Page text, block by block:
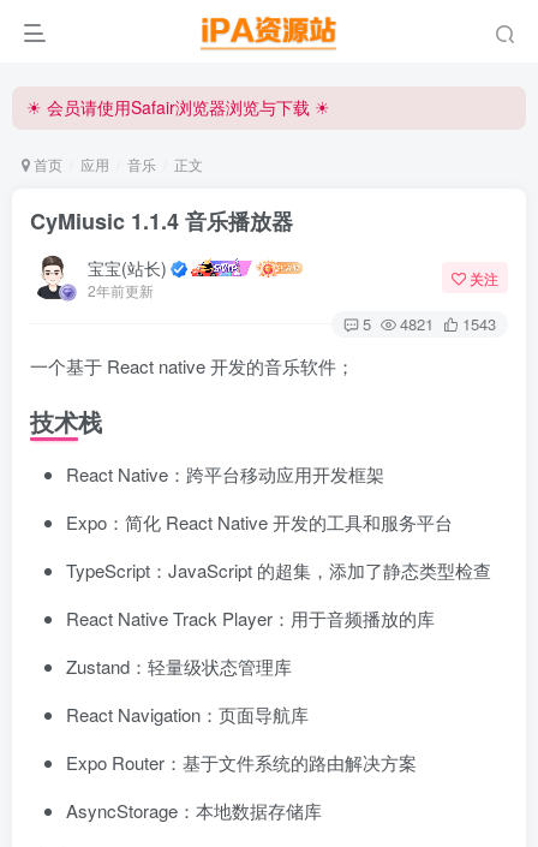
iPA资源站官方唯一客服微信:15504815558
iPA资源站官方唯一客服微信:15504815558
首页 应用 音乐 正文
CyMiusic 1.1.4 音乐播放器
宝宝(站长)
2年前更新
关注
5 4821 1543
一个基于 React native 开发的音乐软件；
技术栈
React Native：跨平台移动应用开发框架
Expo：简化 React Native 开发的工具和服务平台
TypeScript：JavaScript 的超集，添加了静态类型检查
React Native Track Player：用于音频播放的库
Zustand：轻量级状态管理库
React Navigation：页面导航库
Expo Router：基于文件系统的路由解决方案
AsyncStorage：本地数据存储库